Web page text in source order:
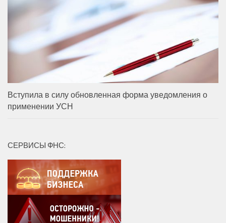
Вступила в силу обновленная форма уведомления о
применении УСН
СЕРВИСЫ ФНС: